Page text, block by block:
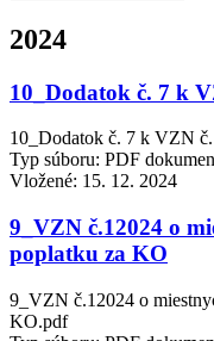
2024
10_Dodatok č. 7 k
10_Dodatok č. 7 k VZN
Typ súboru: PDF
Vložené: 15. 12. 2024
9_VZN č.12024 o
poplatku za KO
9_VZN č.12024 o
KO.pdf